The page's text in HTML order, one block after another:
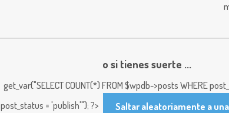
o si tienes suerte ...
get_var("SELECT COUNT(*) FROM $wpdb->posts WHERE
post_status = 'publish'"); ?>
Saltar aleatoriamente a